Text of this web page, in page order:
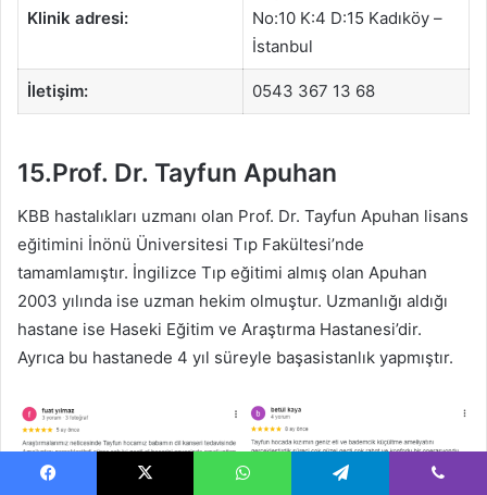
Klinik adresi:
No:10 K:4 D:15 Kadıköy –
İstanbul
İletişim: 0543 367 13 68
15.Prof. Dr. Tayfun Apuhan
KBB hastalıkları uzmanı olan Prof. Dr. Tayfun Apuhan lisans
eğitimini İnönü Üniversitesi Tıp Fakültesi’nde
tamamlamıştır. İngilizce Tıp eğitimi almış olan Apuhan
2003 yılında ise uzman hekim olmuştur. Uzmanlığı aldığı
hastane ise Haseki Eğitim ve Araştırma Hastanesi’dir.
Ayrıca bu hastanede 4 yıl süreyle başasistanlık yapmıştır.